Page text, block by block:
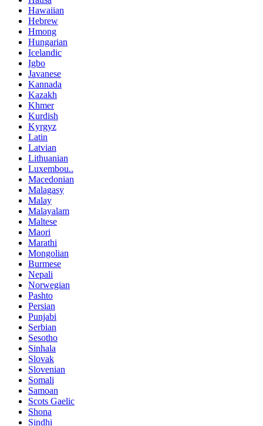
Hawaiian
Hebrew
Hmong
Hungarian
Icelandic
Igbo
Javanese
Kannada
Kazakh
Khmer
Kurdish
Kyrgyz
Latin
Latvian
Lithuanian
Luxembou..
Macedonian
Malagasy
Malay
Malayalam
Maltese
Maori
Marathi
Mongolian
Burmese
Nepali
Norwegian
Pashto
Persian
Punjabi
Serbian
Sesotho
Sinhala
Slovak
Slovenian
Somali
Samoan
Scots Gaelic
Shona
Sindhi